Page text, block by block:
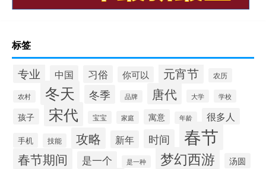
标签
专业 中国 习俗 你可以 元宵节 农历
农村 冬天 冬季 品牌 唐代 大学 学校
孩子 宋代 宝宝 家庭 寓意 年龄 很多人
手机 技能 攻略 新年 时间 春节
春节期间 是一个 是一种 梦幻西游 汤圆